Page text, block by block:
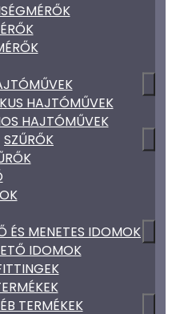
HAJTÓMŰVEK
HAJTÓMŰVEK
SZŰRŐK
ÉS MENETES IDOMOK
IDOMOK
TERMÉKEK